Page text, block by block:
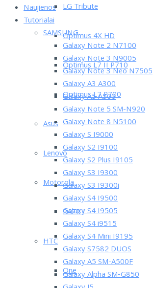
LG Tribute
Optimus 4X HD
Optimus L7 II P710
Optimus L7 P700
Asus
Lenovo
Motorola
RAZR i
HTC
One
Naujienos
Tutorialai
SAMSUNG
Galaxy Note 2 N7100
Galaxy Note 3 N9005
Galaxy Note 3 Neo N7505
Galaxy A3 A300
Galaxy A5 A500
Galaxy Note 5 SM-N920
Galaxy Note 8 N5100
Galaxy S I9000
Galaxy S2 I9100
Galaxy S2 Plus I9105
Galaxy S3 I9300
Galaxy S3 I9300i
Galaxy S4 I9500
Galaxy S4 I9505
Galaxy S4 i9515
Galaxy S4 Mini I9195
Galaxy S7582 DUOS
Galaxy A5 SM-A500F
Galaxy Alpha SM-G850